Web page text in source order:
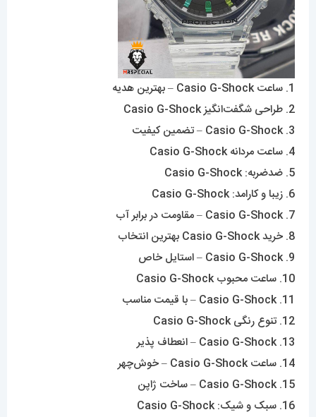
1. ساعت Casio G-Shock – بهترین هدیه
2. طراحی شگفت‌انگیز Casio G-Shock
3. Casio G-Shock – تضمین کیفیت
4. ساعت مردانه Casio G-Shock
5. ضدضربه: Casio G-Shock
6. زیبا و کارامد: Casio G-Shock
7. Casio G-Shock – مقاومت در برابر آب
8. خرید Casio G-Shock بهترین انتخاب
9. Casio G-Shock – استایل خاص
10. ساعت محبوب Casio G-Shock
11. Casio G-Shock – با قیمت مناسب
12. تنوع رنگی Casio G-Shock
13. Casio G-Shock – انعطاف پذیر
14. ساعت Casio G-Shock – خوش‌چهر
15. Casio G-Shock – ساخت ژاپن
16. سبک و شیک: Casio G-Shock